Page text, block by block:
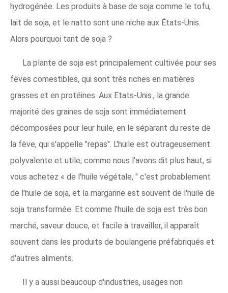
hydrogénée. Les produits à base de soja comme le tofu,
lait de soja, et le natto sont une niche aux États-Unis.
Alors pourquoi tant de soja ?
La plante de soja est principalement cultivée pour ses
fèves comestibles, qui sont très riches en matières
grasses et en protéines. Aux Etats-Unis., la grande
majorité des graines de soja sont immédiatement
décomposées pour leur huile, en le séparant du reste de
la fève, qui s'appelle "repas". L'huile est outrageusement
polyvalente et utile; comme nous l'avons dit plus haut, si
vous achetez « de l'huile végétale, " c'est probablement
de l'huile de soja, et la margarine est souvent de l'huile de
soja transformée. Et comme l'huile de soja est très bon
marché, saveur douce, et facile à travailler, il apparaît
souvent dans les produits de boulangerie préfabriqués et
d'autres aliments.
Il y a aussi beaucoup d'industries, usages non